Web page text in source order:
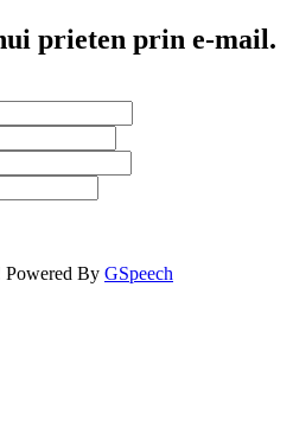
prieten prin e-mail.
Powered By GSpeech